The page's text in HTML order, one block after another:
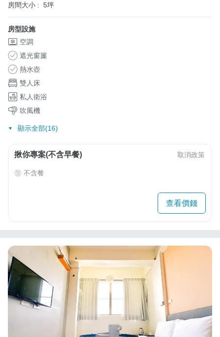
房間大小 : 5坪
房型設施
空調
遮光窗簾
熱水壺
雙人床
私人衛浴
吹風機
顯示全部(16)
揪你專案(不含早餐) 取消政策
不含餐
查看價錢